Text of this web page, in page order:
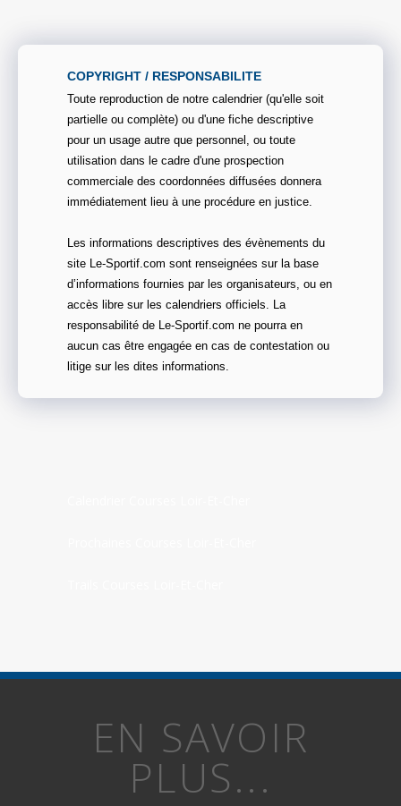
COPYRIGHT / RESPONSABILITE
Toute reproduction de notre calendrier (qu'elle soit
partielle ou complète) ou d'une fiche descriptive
pour un usage autre que personnel, ou toute
utilisation dans le cadre d'une prospection
commerciale des coordonnées diffusées donnera
immédiatement lieu à une procédure en justice.
Les informations descriptives des évènements du
site Le-Sportif.com sont renseignées sur la base
d’informations fournies par les organisateurs, ou en
accès libre sur les calendriers officiels. La
responsabilité de Le-Sportif.com ne pourra en
aucun cas être engagée en cas de contestation ou
litige sur les dites informations.
EN SAVOIR
PLUS...